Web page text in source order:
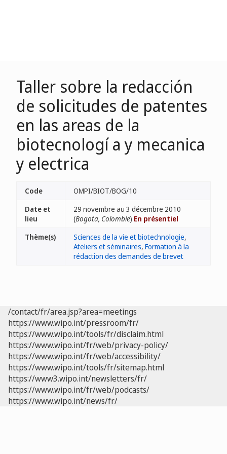
Taller sobre la redacción
de solicitudes de patentes
en las areas de la
biotecnologí a y mecanica
y electrica
Code
OMPI/BIOT/BOG/10
Date et
lieu
29 novembre au 3 décembre 2010
(Bogota, Colombie) En présentiel
Thème(s)
Sciences de la vie et biotechnologie,
Ateliers et séminaires, Formation à la
rédaction des demandes de brevet
/contact/fr/area.jsp?area=meetings
https://www.wipo.int/pressroom/fr/
https://www.wipo.int/tools/fr/disclaim.html
https://www.wipo.int/fr/web/privacy-policy/
https://www.wipo.int/fr/web/accessibility/
https://www.wipo.int/tools/fr/sitemap.html
https://www3.wipo.int/newsletters/fr/
https://www.wipo.int/fr/web/podcasts/
https://www.wipo.int/news/fr/